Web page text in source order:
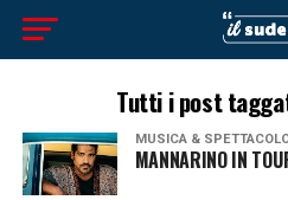
Tutti i post
MUSICA &
MANNARINO IN